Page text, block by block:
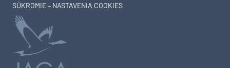
SÚKROMIE – NASTAVENIA COOKIES